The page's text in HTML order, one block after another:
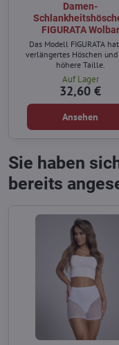
Damen-
FIGURATA Wolbar
Das Modell FIGURATA
verlängertes Höschen
höhere Taille.
Auf Lager
32,60 €
Ansehen
Sie haben
bereits